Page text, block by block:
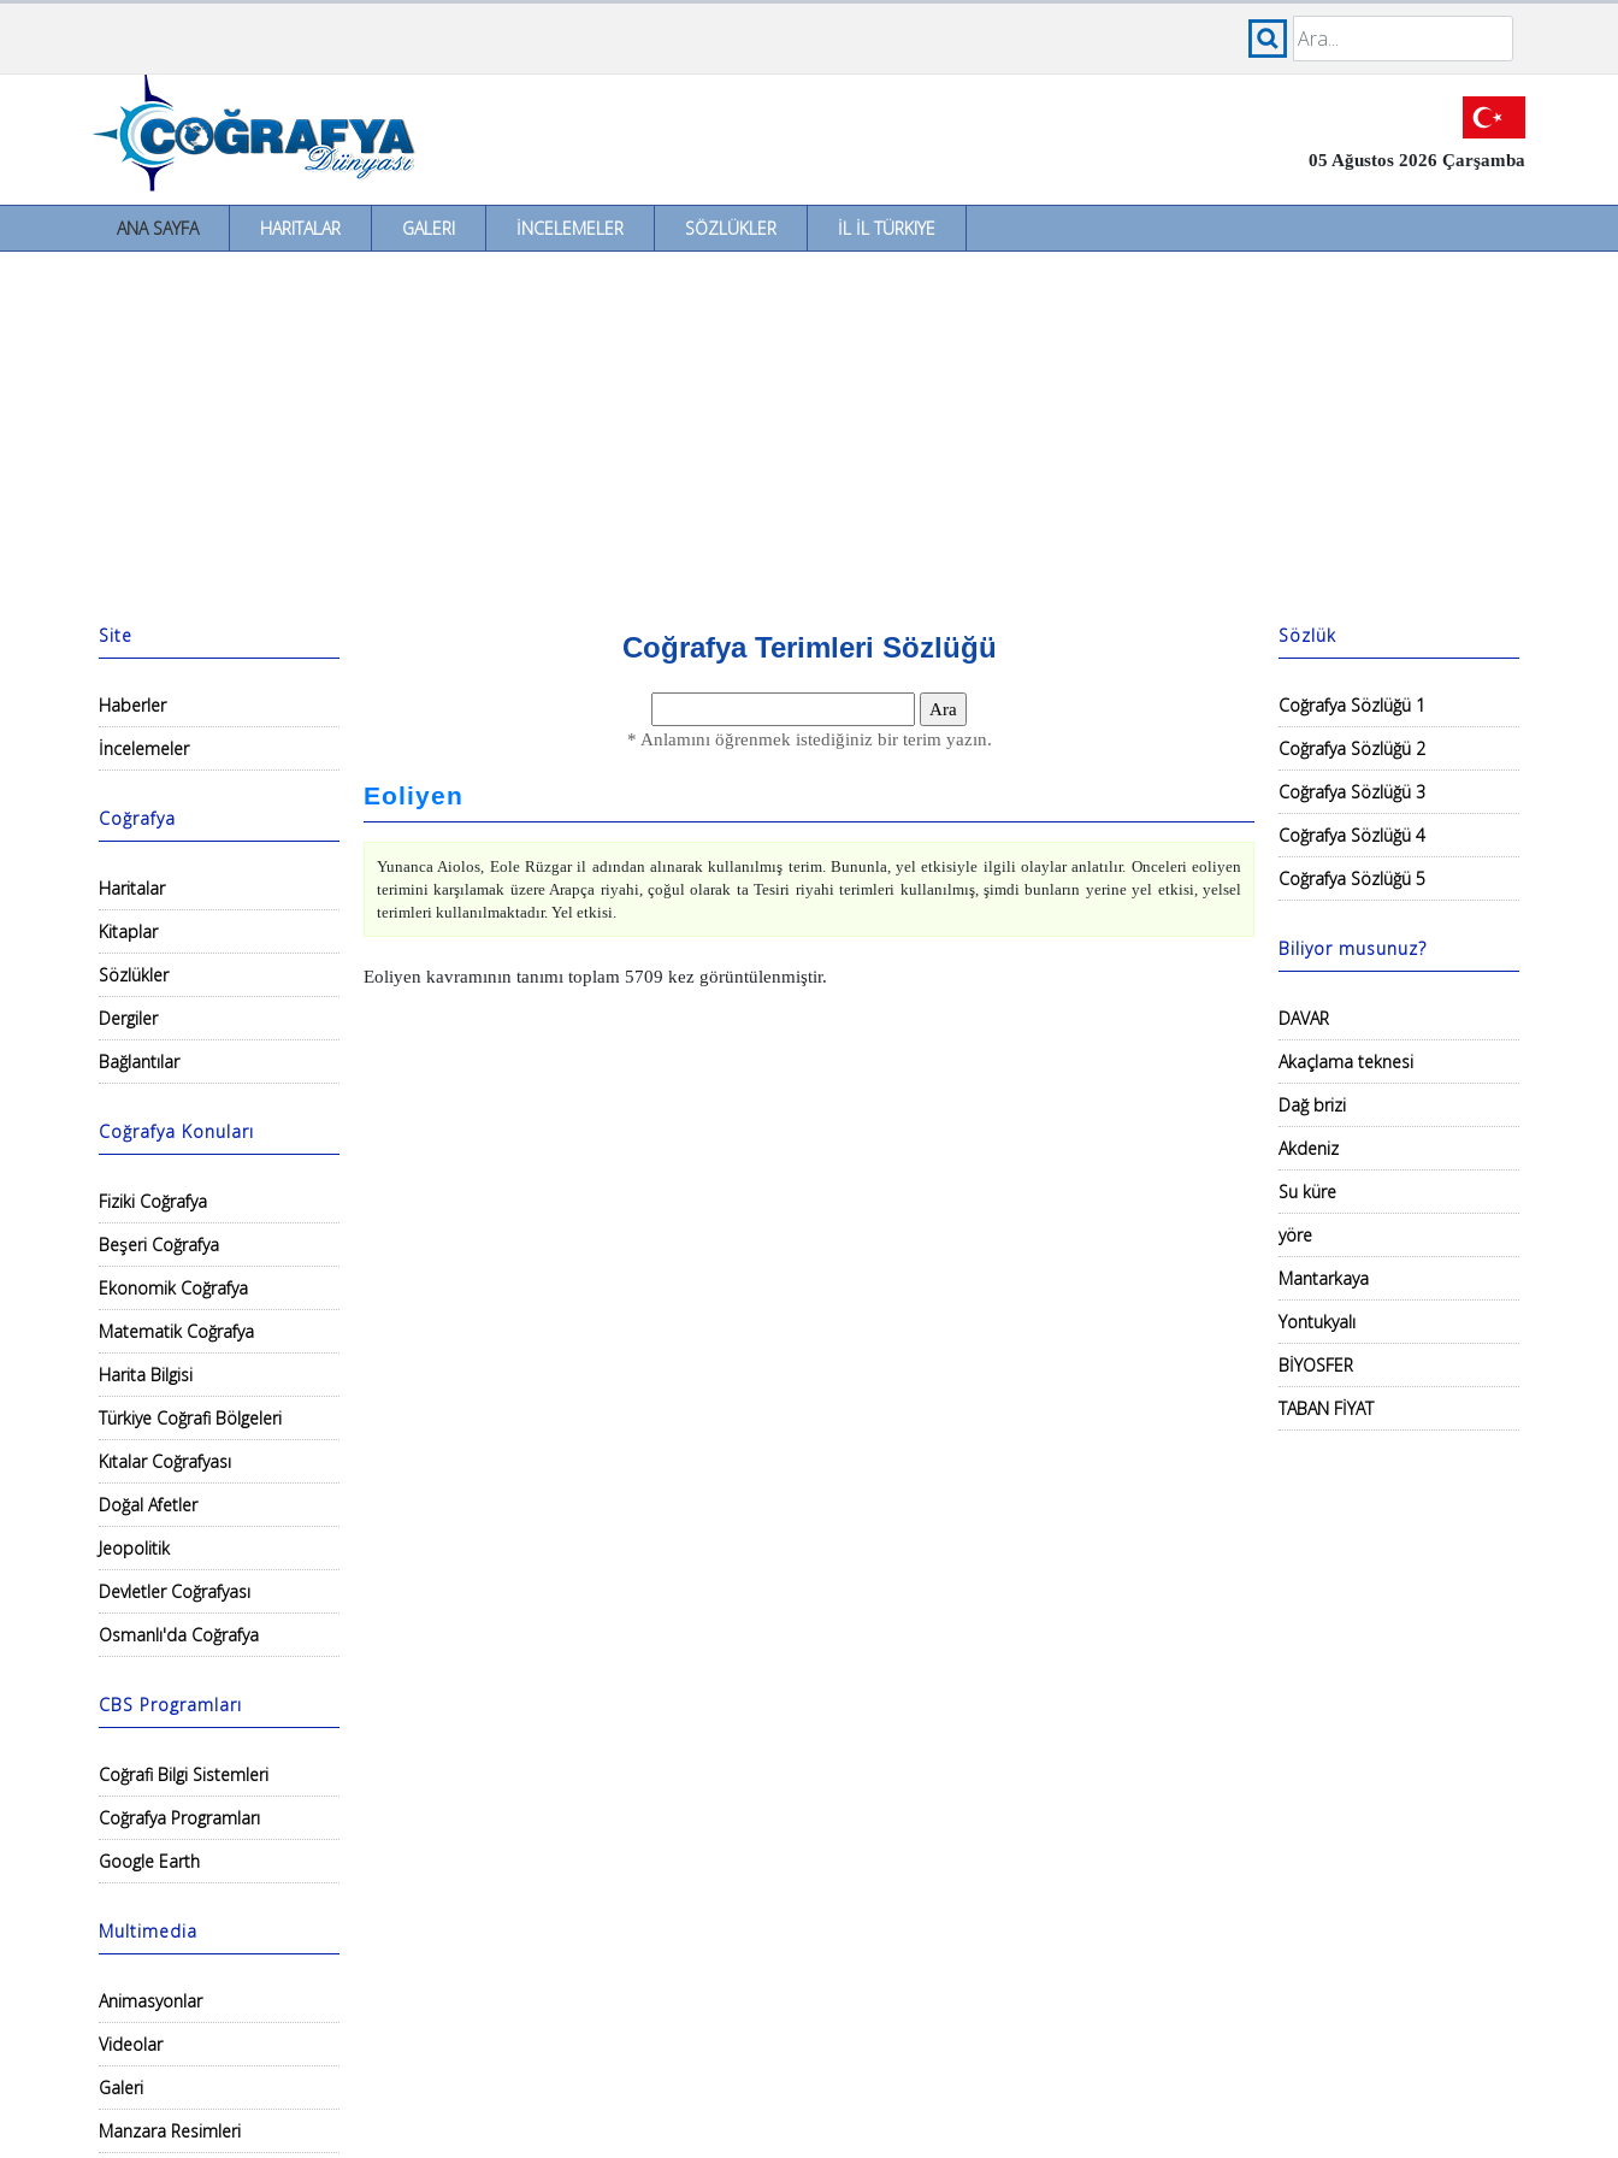
05 Ağustos 2026 Çarşamba
ANA SAYFA HARITALAR GALERI İNCELEMELER SÖZLÜKLER İL İL TÜRKIYE
Site
Haberler
İncelemeler
Coğrafya
Haritalar
Kitaplar
Sözlükler
Dergiler
Bağlantılar
Coğrafya Konuları
Fiziki Coğrafya
Beşeri Coğrafya
Ekonomik Coğrafya
Matematik Coğrafya
Harita Bilgisi
Türkiye Coğrafi Bölgeleri
Kıtalar Coğrafyası
Doğal Afetler
Jeopolitik
Devletler Coğrafyası
Osmanlı'da Coğrafya
CBS Programları
Coğrafi Bilgi Sistemleri
Coğrafya Programları
Google Earth
Multimedia
Animasyonlar
Videolar
Galeri
Manzara Resimleri
Coğrafya Terimleri Sözlüğü
* Anlamını öğrenmek istediğiniz bir terim yazın.
Eoliyen
Yunanca Aiolos, Eole Rüzgar il adından alınarak kullanılmış terim. Bununla, yel etkisiyle ilgili olaylar anlatılır. Onceleri eoliyen
terimini karşılamak üzere Arapça riyahi, çoğul olarak ta Tesiri riyahi terimleri kullanılmış, şimdi bunların yerine yel etkisi, yelsel
terimleri kullanılmaktadır. Yel etkisi.
Eoliyen kavramının tanımı toplam 5709 kez görüntülenmiştir.
Sözlük
Coğrafya Sözlüğü 1
Coğrafya Sözlüğü 2
Coğrafya Sözlüğü 3
Coğrafya Sözlüğü 4
Coğrafya Sözlüğü 5
Biliyor musunuz?
DAVAR
Akaçlama teknesi
Dağ brizi
Akdeniz
Su küre
yöre
Mantarkaya
Yontukyalı
BİYOSFER
TABAN FİYAT